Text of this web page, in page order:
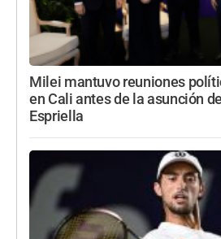
Milei mantuvo reuniones
en Cali antes de la asunción
Espriella